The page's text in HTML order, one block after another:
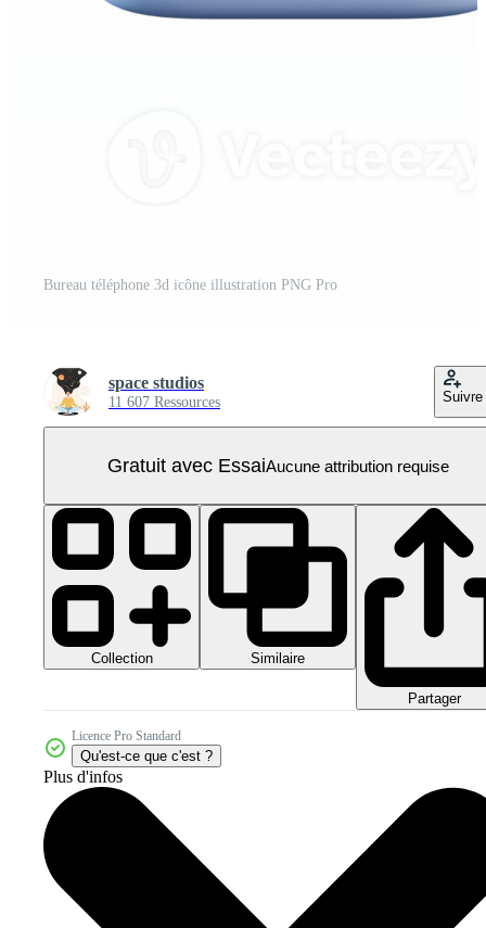
Bureau téléphone 3d icône illustration PNG Pro
space studios
11 607 Ressources Suivre
Gratuit avec EssaiAucune attribution requise
Collection Similaire
Partager
Licence Pro Standard
Qu'est-ce que c'est ?
Plus d'infos